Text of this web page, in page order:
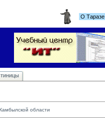
О Таразе
области